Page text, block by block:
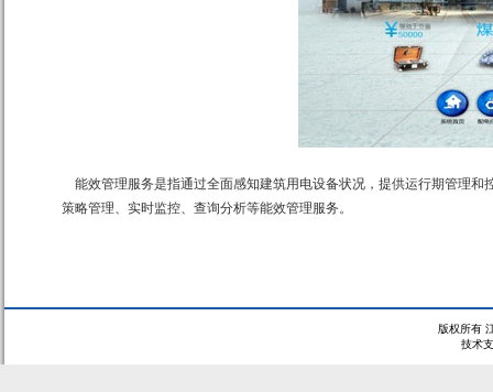
能效管理服务是指通过全面感知建筑用电设备状况，提供运行期管理
策略管理、实时监控、查询分析等能效管理服务。
版权所有
技术